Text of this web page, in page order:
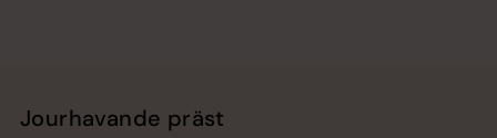
Jourhavande präst